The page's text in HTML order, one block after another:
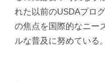
れた以前のUSDAプロ
の焦点を国際的なニー
ルな普及に努めている。